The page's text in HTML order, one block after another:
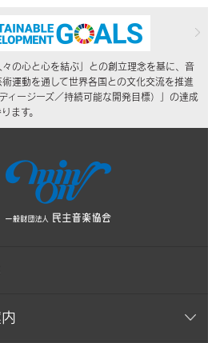
の心と心を結ぶ」との創立理念を基に、音
運動を通して世界各国との文化交流を推進
ィージーズ／持続可能な開発目標）」の達成
ます。